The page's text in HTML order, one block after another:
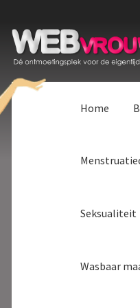
Ga
door
navigatie
Ga
naar
inhoud
Home
Seksualiteit
Wasbaar